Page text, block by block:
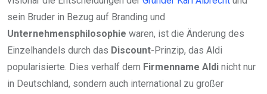
sein Bruder in Bezug auf Branding und
Unternehmensphilosophie waren, ist die Änderung des
Einzelhandels durch das Discount-Prinzip, das Aldi
popularisierte. Dies verhalf dem Firmenname Aldi nicht nur
in Deutschland, sondern auch international zu großer